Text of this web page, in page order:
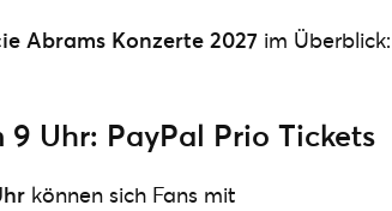
Abrams Konzerte 2027 im Überblick:
Uhr: PayPal Prio Tickets
können sich Fans mit